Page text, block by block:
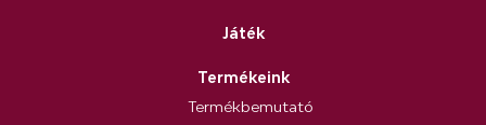
Játék
Termékeink
Termékbemutató